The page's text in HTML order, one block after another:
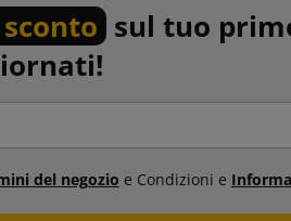
sul tuo
del negozio e Condizioni e